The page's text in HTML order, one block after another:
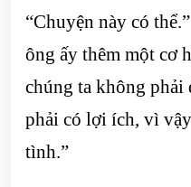
“Chuyện này có
ông ấy thêm một cơ
chúng ta không
phải có lợi ích, vì
tình.”